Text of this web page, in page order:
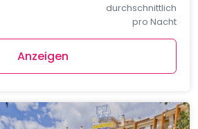
durchschnittlich
pro Nacht
Anzeigen